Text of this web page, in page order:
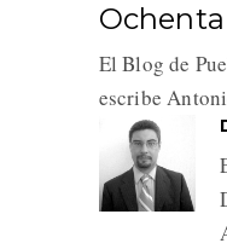
El Blog de
escribe